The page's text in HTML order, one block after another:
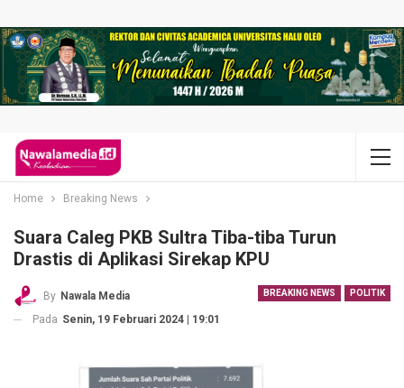
Home Breaking News
Suara Caleg PKB Sultra Tiba-tiba Turun
Drastis di Aplikasi Sirekap KPU
BREAKING NEWS POLITIK
By Nawala Media
Pada Senin, 19 Februari 2024 | 19:01